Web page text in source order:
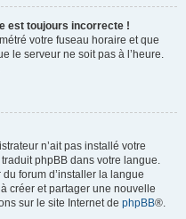
est toujours incorrecte !
votre fuseau horaire et que
le serveur ne soit pas à l’heure.
n’ait pas installé votre
phpBB dans votre langue.
forum d’installer la langue
créer et partager une nouvelle
sur le site Internet de phpBB®.